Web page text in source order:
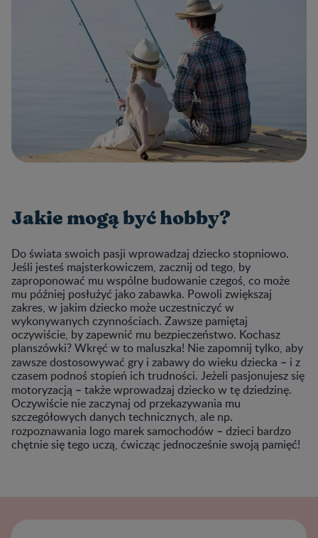
Jakie mogą być hobby?
Do świata swoich pasji wprowadzaj dziecko stopniowo.
Jeśli jesteś majsterkowiczem, zacznij od tego, by
zaproponować mu wspólne budowanie czegoś, co może
mu później posłużyć jako zabawka. Powoli zwiększaj
zakres, w jakim dziecko może uczestniczyć w
wykonywanych czynnościach. Zawsze pamiętaj
oczywiście, by zapewnić mu bezpieczeństwo. Kochasz
planszówki? Wkręć w to maluszka! Nie zapomnij tylko, aby
zawsze dostosowywać gry i zabawy do wieku dziecka – i z
czasem podnoś stopień ich trudności. Jeżeli pasjonujesz się
motoryzacją – także wprowadzaj dziecko w tę dziedzinę.
Oczywiście nie zaczynaj od przekazywania mu
szczegółowych danych technicznych, ale np.
rozpoznawania logo marek samochodów – dzieci bardzo
chętnie się tego uczą, ćwicząc jednocześnie swoją pamięć!